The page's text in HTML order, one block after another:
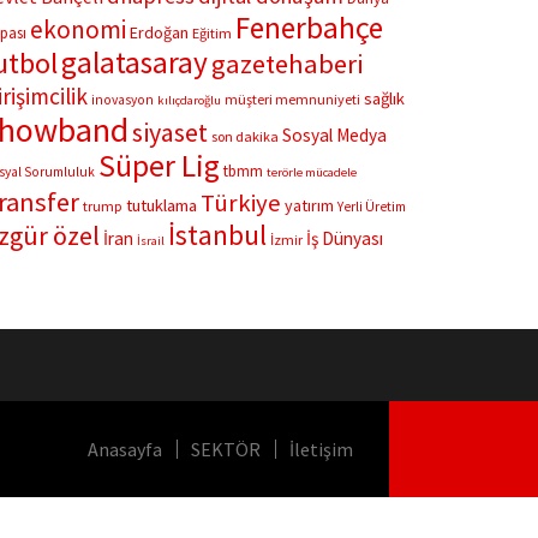
ekonomi Erdoğan Eğitim Fenerbahçe
galatasaraygazetehaberi
inovasyon kılıçdaroğlu müşteri memnuniyeti sağlık
siyaset son dakika Sosyal Medya
Sorumluluk Süper Lig tbmm terörle mücadele
trump tutuklama Türkiye yatırım Yerli Üretim
özel İran İsrail İstanbul İzmir İş Dünyası
Anasayfa SEKTÖR İletişim